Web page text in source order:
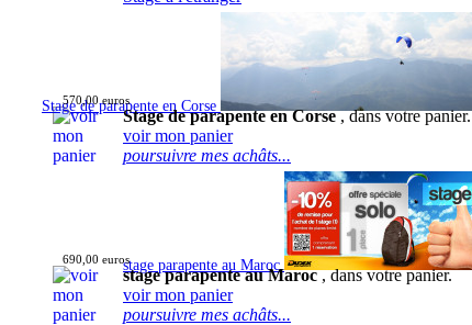
Stage de parapente en Corse
570,00 euros
Stage de parapente en Corse, dans votre panier.
voir mon panier
poursuivre mes achâts...
stage parapente au Maroc
690,00 euros
stage parapente au Maroc, dans votre panier.
voir mon panier
poursuivre mes achâts...